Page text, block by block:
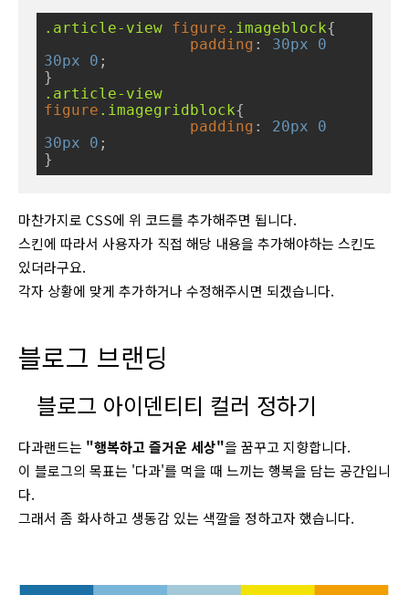
.article-view figure .imageblock{
padding : 30px
0
30px
0 ;
.article-view
figure .imagegridblock{
padding : 20px
0
30px
0 ;
}
마찬가지로 CSS에 위 코드를 추가해주면 됩니다.
스킨에 따라서 사용자가 직접 해당 내용을 추가해야하는 스킨도
있더라구요.
각자 상황에 맞게 추가하거나 수정해주시면 되겠습니다.
블로그 브랜딩
블로그 아이덴티티 컬러 정하기
다과랜드는 "행복하고 즐거운 세상"을 꿈꾸고 지향합니다.
이 블로그의 목표는 '다과'를 먹을 때 느끼는 행복을 담는 공간입니
다.
그래서 좀 화사하고 생동감 있는 색깔을 정하고자 했습니다.